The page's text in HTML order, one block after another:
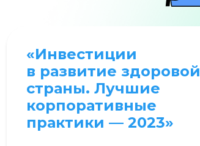
«Инвестиции
в развитие здоровой
страны. Лучшие
корпоративные
практики — 2023»